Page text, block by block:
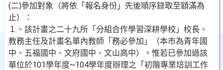
(二)參加對象（將依「報名身份」先後順序錄取至額滿為
止）：
１、該計畫之二十九所「分組合作學習深耕學校」校長、
教務主任及計畫名單內教師「務必參加」（本市為青年國
中、五福國中、文府國中、文山高中）。惟若已參加過該
單位於101學年度~104學年度辦理之「初階專業培訓工作